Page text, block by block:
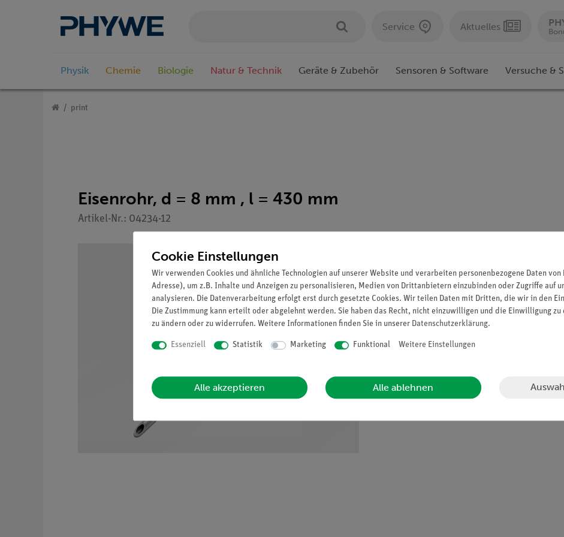
Service Aktuelles
Physik Chemie Biologie Natur & Technik Geräte & Zubehör Sensoren & Software Versuche &
print
Eisenrohr, d = 8 mm , l = 430 mm
Artikel-Nr.: 04234-12
Cookie Einstellungen
Wir verwenden Cookies und ähnliche Technologien auf unserer Website und verarbeiten personenbezogene Daten von
Adresse), um z.B. Inhalte und Anzeigen zu personalisieren, Medien von Drittanbietern einzubinden oder Zugriffe auf
analysieren. Die Datenverarbeitung erfolgt erst durch gesetzte Cookies. Wir teilen Daten mit Dritten, die wir in den
Die Zustimmung kann erteilt oder abgelehnt werden. Sie haben das Recht, nicht einzuwilligen und die Einwilligung
zu ändern oder zu widerrufen. Weitere Informationen finden Sie in unserer Daten­schutz­erklärung.
Essenziell Statistik Marketing Funktional Weitere Einstellungen
Alle akzeptieren Alle ablehnen